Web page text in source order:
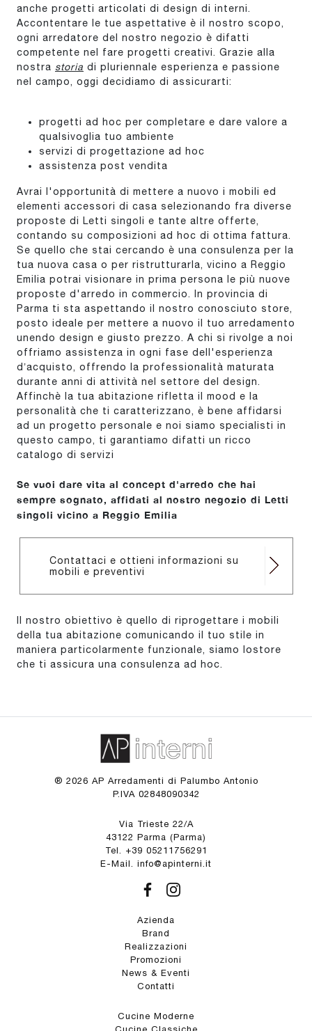
anche progetti articolati di design di interni.
Accontentare le tue aspettative è il nostro scopo,
ogni arredatore del nostro negozio è difatti
competente nel fare progetti creativi. Grazie alla
nostra storia di pluriennale esperienza e passione
nel campo, oggi decidiamo di assicurarti:
progetti ad hoc per completare e dare valore a
qualsivoglia tuo ambiente
servizi di progettazione ad hoc
assistenza post vendita
Avrai l'opportunità di mettere a nuovo i mobili ed
elementi accessori di casa selezionando fra diverse
proposte di Letti singoli e tante altre offerte,
contando su composizioni ad hoc di ottima fattura.
Se quello che stai cercando è una consulenza per la
tua nuova casa o per ristrutturarla, vicino a Reggio
Emilia potrai visionare in prima persona le più nuove
proposte d'arredo in commercio. In provincia di
Parma ti sta aspettando il nostro conosciuto store,
posto ideale per mettere a nuovo il tuo arredamento
unendo design e giusto prezzo. A chi si rivolge a noi
offriamo assistenza in ogni fase dell'esperienza
d’acquisto, offrendo la professionalità maturata
durante anni di attività nel settore del design.
Affinchè la tua abitazione rifletta il mood e la
personalità che ti caratterizzano, è bene affidarsi
ad un progetto personale e noi siamo specialisti in
questo campo, ti garantiamo difatti un ricco
catalogo di servizi
Se vuoi dare vita al concept d'arredo che hai
sempre sognato, affidati al nostro negozio di Letti
singoli vicino a Reggio Emilia
Contattaci e ottieni informazioni su
mobili e preventivi
Il nostro obiettivo è quello di riprogettare i mobili
della tua abitazione comunicando il tuo stile in
maniera particolarmente funzionale, siamo lostore
che ti assicura una consulenza ad hoc.
® 2026 AP Arredamenti di Palumbo Antonio
P.IVA 02848090342
Via Trieste 22/A
43122 Parma (Parma)
Tel. +39 05211756291
E-Mail. info@apinterni.it
Azienda
Brand
Realizzazioni
Promozioni
News & Eventi
Contatti
Cucine Moderne